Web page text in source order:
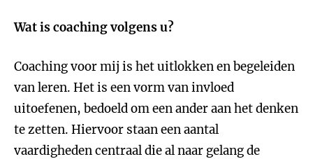
Wat is coaching volgens u?
Coaching voor mij is het uitlokken en begeleiden
van leren. Het is een vorm van invloed
uitoefenen, bedoeld om een ander aan het denken
te zetten. Hiervoor staan een aantal
vaardigheden centraal die al naar gelang de